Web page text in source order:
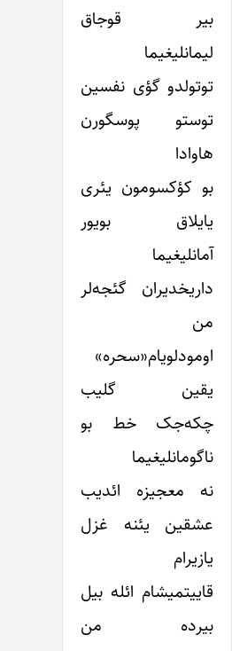
بیر قوجاق
لیمانلیغیما
توتولدو گؤی نفسین
توستو پوسگورن
هاوادا
بو کؤکسومون یئری
یایلاق بویور
آمانلیغیما
داریخدیران گئجه‌لر
من
اومودلویام«سحره»
یقین گلیب
چکه‌جک خط بو
ناگومانلیغیما
نه معجیزه ائدیب
عشقین یئنه غزل
یازیرام
قاییتمیشام ائله بیل
بیرده من